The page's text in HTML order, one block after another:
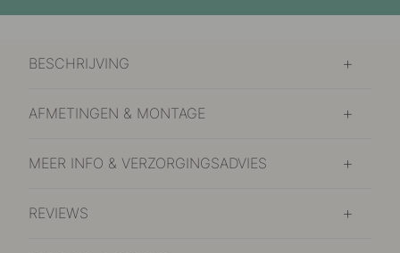
BESCHRIJVING
AFMETINGEN & MONTAGE
MEER INFO & VERZORGINGSADVIES
REVIEWS